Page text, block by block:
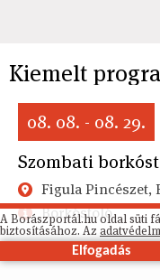
Kiemelt
08. 08. - 08. 29.
Szombati
Figula Pincészet,
Borkóstoló
A Borászportál.hu oldal süti
biztosításához. Az
Elfogadás